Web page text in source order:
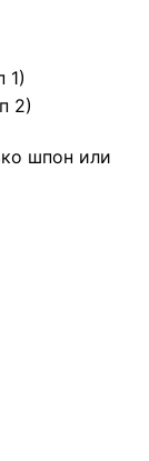
1)
2)
шпон или